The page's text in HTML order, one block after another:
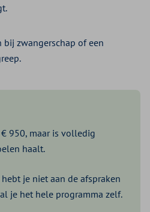
zwangerschap of een
950, maar is volledig
haalt.
je niet aan de afspraken
je het hele programma zelf.